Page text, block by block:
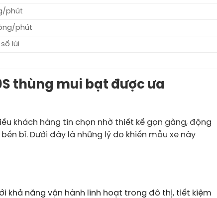
phút
phút
lùi
thùng mui bạt được ưa
khách hàng tin chọn nhờ thiết kế gọn gàng, động
bỉ. Dưới đây là những lý do khiến mẫu xe này
khả năng vận hành linh hoạt trong đô thị, tiết kiệm